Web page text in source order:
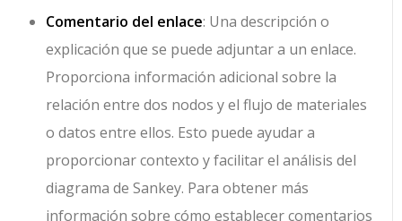
Comentario del enlace: Una descripción o
explicación que se puede adjuntar a un enlace.
Proporciona información adicional sobre la
relación entre dos nodos y el flujo de materiales
o datos entre ellos. Esto puede ayudar a
proporcionar contexto y facilitar el análisis del
diagrama de Sankey. Para obtener más
información sobre cómo establecer comentarios